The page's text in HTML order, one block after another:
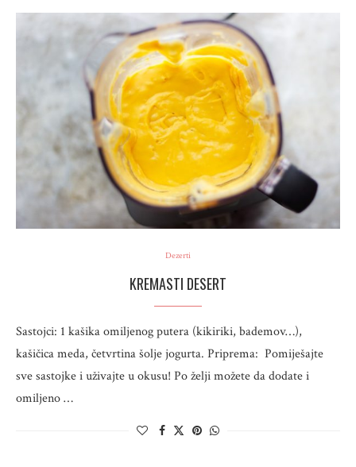
Dezerti
KREMASTI DESERT
Sastojci: 1 kašika omiljenog putera (kikiriki, bademov…),
kašičica meda, četvrtina šolje jogurta. Priprema: Pomiješajte
sve sastojke i uživajte u okusu! Po želji možete da dodate i
omiljeno …